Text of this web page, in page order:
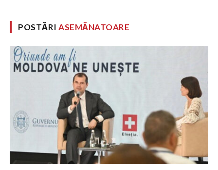
POSTĂRIASEMĂNATOARE